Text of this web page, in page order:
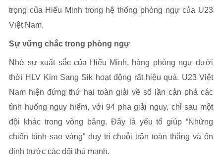
trọng của Hiểu Minh trong hệ thống phòng ngự của U23
Việt Nam.
Sự vững chắc trong phòng ngự
Nhờ sự xuất sắc của Hiểu Minh, hàng phòng ngự dưới
thời HLV Kim Sang Sik hoạt động rất hiệu quả. U23 Việt
Nam hiện đứng thứ hai toàn giải về số lần cản phá các
tình huống nguy hiểm, với 94 pha giải nguy, chỉ sau một
đội khác trong vòng bảng. Đây là yếu tố giúp “Những
chiến binh sao vàng” duy trì chuỗi trận toàn thắng và ổn
định trước các đối thủ mạnh.